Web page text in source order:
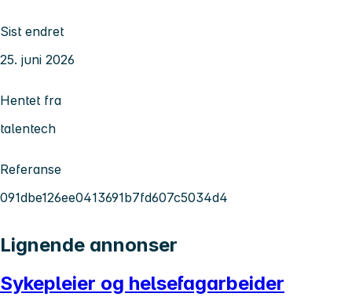
Sist endret
25. juni 2026
Hentet fra
talentech
Referanse
091dbe126ee0413691b7fd607c5034d4
Lignende annonser
Sykepleier og helsefagarbeider